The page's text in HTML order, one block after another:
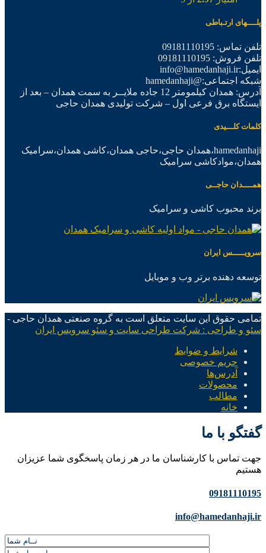
پلــــهای ارتـباطی
تلفن تماس: 09181110195
تلفن فروش: 09181110195
ایمیل:info@hamedanhaji.ir
شبکه اجتماعی:@hamedanhaji
آدرس: همدان کیلمومتر 12 جاده ملایــر به سمت همدان – بعد از
ایستگاه برق فرعی اول – شرکت تولیدی همدان حاجی
کلمات کلـــیدی
hamedanhaji،همدان حاجی،حاجی همدان،کاشی همدان،سرامیک
همدان،موادکاشی سرامیک
همــــدان حاجــی
برند محبوب کاشی و سرامیک
سرویـــــس ایران
توسعه دهنده برتر وب و موبایل
تمامی حقوق این سایت متعلق است به گروه صنعتی همدان حاجی -
سئو و طراحی : شرکت طراحی سایت و سئو سرویس ایران
شرایط و ضوابط
حریم خصوصی
آدرس‌ها
محصولات
مطالب
خانه
گفتگو با ما
جهت تماس با کارشناسان ما در هر زمان پاسخگوی شما عزیزان
هستیم
09181110195
info@hamedanhaji.ir